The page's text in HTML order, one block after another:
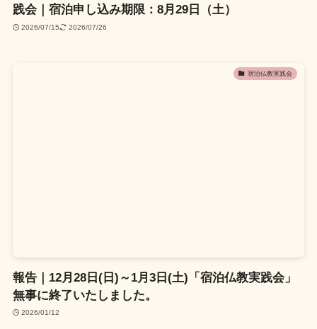
践会｜宿泊申し込み期限：8月29日（土）
2026/07/15 2026/07/26
宿泊仏教実践会
報告｜12月28日(日)～1月3日(土)「宿泊仏教実践会」
無事に終了いたしました。
2026/01/12